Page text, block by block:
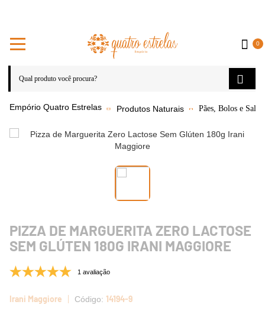
0
Produtos Naturais Pães, Bolos e
PIZZA DE MARGUERITA ZERO LACTOSE
SEM GLÚTEN 180G IRANI MAGGIORE
1 avaliação
Irani Maggiore 14194-9